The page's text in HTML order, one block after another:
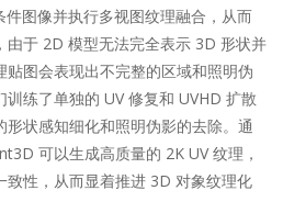
图像并执行多视图纹理融合，从而
由于 2D 模型无法完全表示 3D 形状并
图会表现出不完整的区域和照明伪
练了单独的 UV 修复和 UVHD 扩散
状感知细化和照明伪影的去除。通
可以生成高质量的 2K UV 纹理，
致性，从而显着推进 3D 对象纹理化